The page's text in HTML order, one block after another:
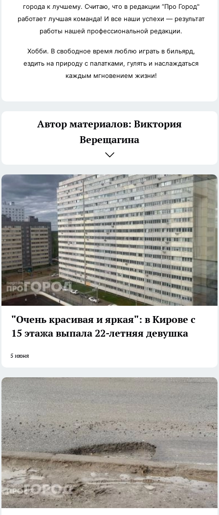
города к лучшему. Считаю, что в редакции “Про Город"
работает лучшая команда! И все наши успехи — результат
работы нашей профессиональной редакции.
Хобби. В свободное время люблю играть в бильярд,
ездить на природу с палатками, гулять и наслаждаться
каждым мгновением жизни!
Автор материалов: Виктория
Верещагина
"Очень красивая и яркая": в Кирове с
15 этажа выпала 22-летняя девушка
5 июня